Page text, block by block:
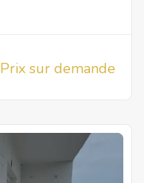
Prix sur demande